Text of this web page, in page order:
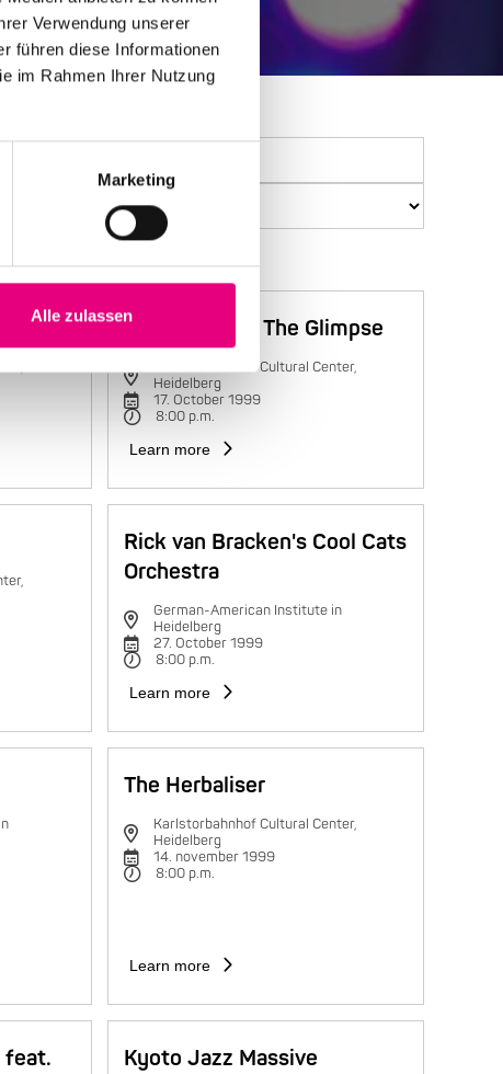
Verwendung unserer
führen diese Informationen
im Rahmen Ihrer Nutzung
Marketing
Alle zulassen
Trilok Gurtu & The Glimpse
Karlstorbahnhof Cultural Center,
Heidelberg
17. October 1999
8:00 p.m.
Learn more
Rick van Bracken's Cool Cats
Orchestra
German-American Institute in
Heidelberg
27. October 1999
8:00 p.m.
Learn more
The Herbaliser
Karlstorbahnhof Cultural Center,
Heidelberg
14. november 1999
8:00 p.m.
Learn more
feat.
Kyoto Jazz Massive